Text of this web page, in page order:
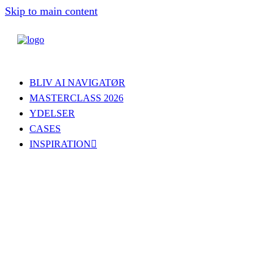
Skip to main content
BLIV AI NAVIGATØR
MASTERCLASS 2026
YDELSER
CASES
INSPIRATION